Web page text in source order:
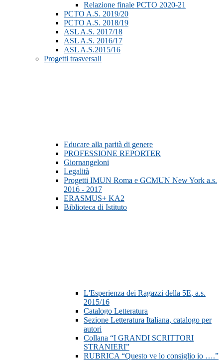
Relazione finale PCTO 2020-21
PCTO A.S. 2019/20
PCTO A.S. 2018/19
ASL A.S. 2017/18
ASL A.S. 2016/17
ASL A.S.2015/16
Progetti trasversali
Educare alla parità di genere
PROFESSIONE REPORTER
Giornangeloni
Legalità
Progetti IMUN Roma e GCMUN New York a.s.
2016 - 2017
ERASMUS+ KA2
Biblioteca di Istituto
L'Esperienza dei Ragazzi della 5E, a.s.
2015/16
Catalogo Letteratura
Sezione Letteratura Italiana, catalogo per
autori
Collana “I GRANDI SCRITTORI
STRANIERI”
RUBRICA “Questo ve lo consiglio io ….”